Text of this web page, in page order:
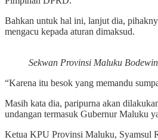
Bahkan untuk hal ini, lanjut dia,
mengacu kepada aturan dimaksud.
Sekwan Provinsi Maluku
“Karena itu besok yang memandu
Masih kata dia, paripurna akan
undangan termasuk Gubernur Maluku
Ketua KPU Provinsi Maluku, Syamsul